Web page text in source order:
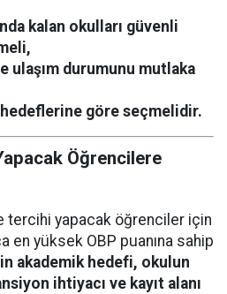
kalan okulları güvenli
ulaşım durumunu mutlaka
göre seçmelidir.
Öğrencilere
tercihi yapacak öğrenciler için
en yüksek OBP puanına sahip
akademik hedefi, okulun
ihtiyacı ve kayıt alanı